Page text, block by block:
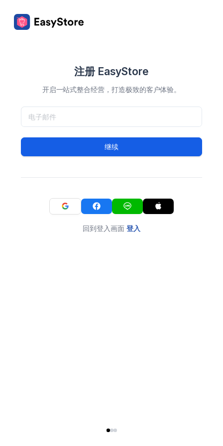
注册 EasyStore
开启一站式整合经营，打造极致的客户体验。
继续
回到登入画面 登入